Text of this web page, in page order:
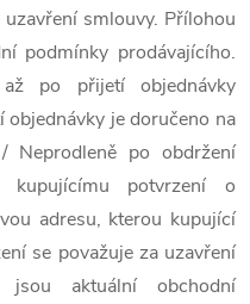
smlouvy. Přílohou
podmínky prodávajícího.
po přijetí objednávky
je doručeno na
Neprodleně po obdržení
kupujícímu potvrzení o
adresu, kterou kupující
se považuje za uzavření
jsou aktuální obchodní